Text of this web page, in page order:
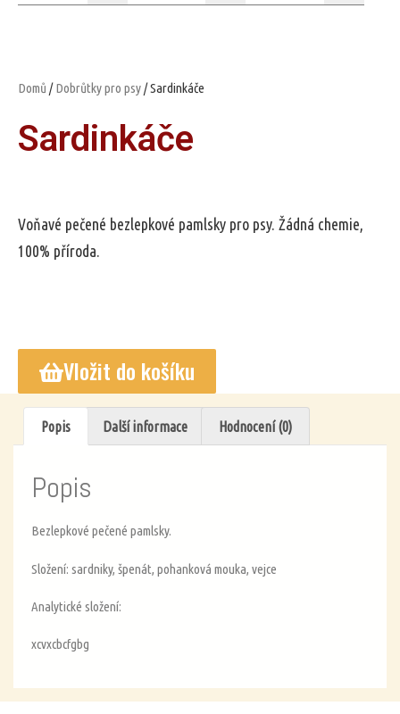
Domů /Dobrůtky pro psy/ Sardinkáče
Sardinkáče
Voňavé pečené bezlepkové pamlsky pro psy. Žádná chemie,
100% příroda.
Vložit do košíku
Popis Další informace Hodnocení (0)
Popis
Bezlepkové pečené pamlsky.
Složení: sardniky, špenát, pohanková mouka, vejce
Analytické složení:
xcvxcbcfgbg